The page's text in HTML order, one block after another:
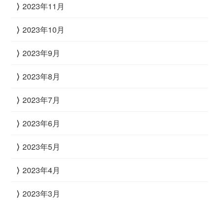
2023年11月
2023年10月
2023年9月
2023年8月
2023年7月
2023年6月
2023年5月
2023年4月
2023年3月